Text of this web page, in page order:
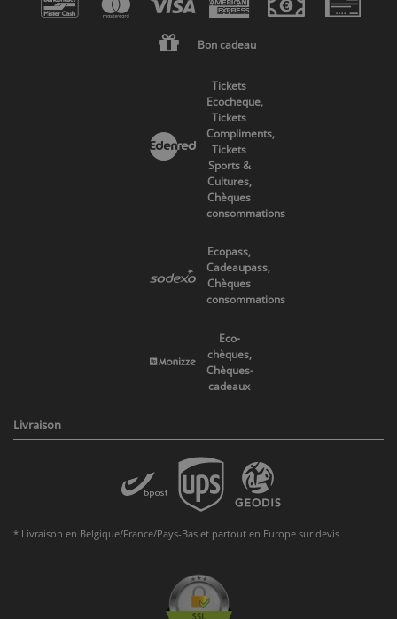
Bon cadeau
Tickets
Ecocheque,
Tickets
Compliments,
Tickets
Sports &
Cultures,
Chèques
consommations
Ecopass,
Cadeaupass,
Chèques
consommations
Eco-
chèques,
Chèques-
cadeaux
Livraison
* Livraison en Belgique/France/Pays-Bas et partout en Europe sur devis